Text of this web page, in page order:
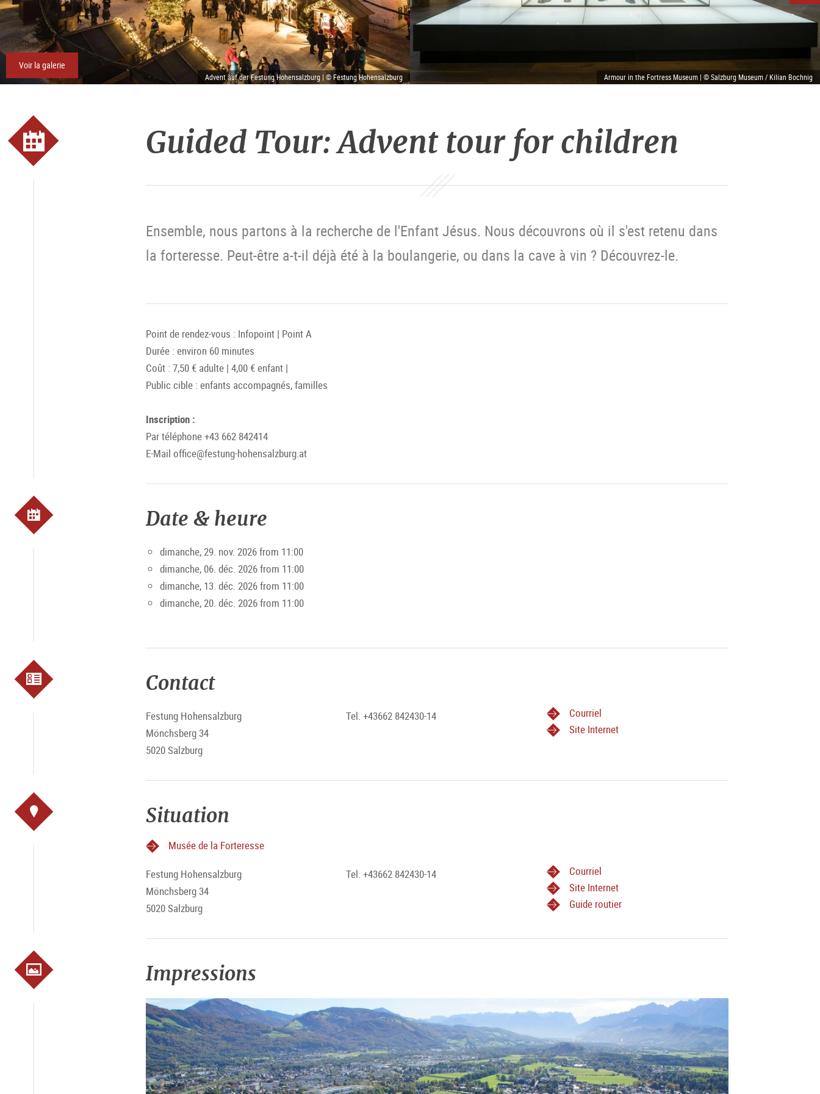
Advent auf der Festung Hohensalzburg | © Festung Hohensalzburg
Voir la galerie
Armour in the Fortress Museum | © Salzburg Museum / Kilian Bochnig
Guided Tour: Advent tour for children
Ensemble, nous partons à la recherche de l'Enfant Jésus. Nous découvrons où il s'est retenu dans
la forteresse. Peut-être a-t-il déjà été à la boulangerie, ou dans la cave à vin ? Découvrez-le.
Point de rendez-vous : Infopoint | Point A
Durée : environ 60 minutes
Coût : 7,50 € adulte | 4,00 € enfant |
Public cible : enfants accompagnés, familles
Inscription :
Par téléphone +43 662 842414
E-Mail office@festung-hohensalzburg.at
Date & heure
dimanche, 29. nov. 2026 from 11:00
dimanche, 06. déc. 2026 from 11:00
dimanche, 13. déc. 2026 from 11:00
dimanche, 20. déc. 2026 from 11:00
Contact
Festung Hohensalzburg
Mönchsberg 34
5020 Salzburg
Tel. +43662 842430-14
Courriel
Site Internet
Situation
Musée de la Forteresse
Festung Hohensalzburg
Mönchsberg 34
5020 Salzburg
Tel. +43662 842430-14
Courriel
Site Internet
Guide routier
Impressions